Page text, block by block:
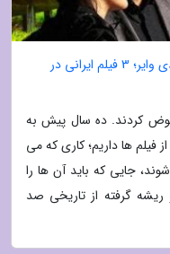
100 فیلم برتر دهه ی گذشته به انتخاب ایندی وایر؛ 3 فیلم ایرانی در
کردند. ده سال پیش به
ها داریم؛ کاری که می
جایی که باید آن ها را
گرفته از تاریخی صد